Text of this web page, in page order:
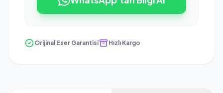
Orijinal Eser Garantisi Hızlı Kargo